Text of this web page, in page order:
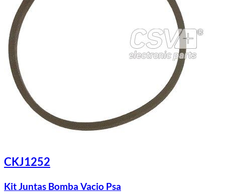
CKJ1252
Kit Juntas Bomba Vacio Psa